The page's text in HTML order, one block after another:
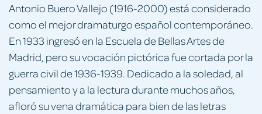
Antonio Buero Vallejo (1916-2000) está considerado
como el mejor dramaturgo español contemporáneo.
En 1933 ingresó en la Escuela de Bellas Artes de
Madrid, pero su vocación pictórica fue cortada por la
guerra civil de 1936-1939. Dedicado a la soledad, al
pensamiento y a la lectura durante muchos años,
afloró su vena dramática para bien de las letras